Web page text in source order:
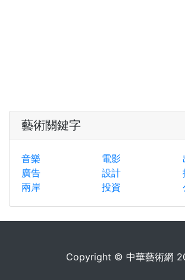
藝術關鍵字
音樂 電影
廣告
設計
兩岸
投資
Copyright © 中華藝術網